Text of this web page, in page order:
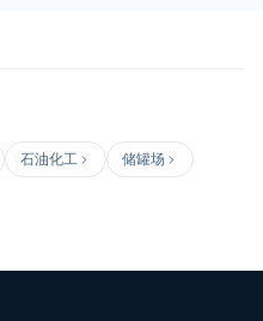
石油化工
储罐场